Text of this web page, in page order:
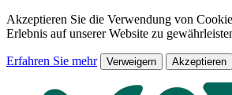
Akzeptieren Sie die Verwendung von
Erlebnis auf unserer Website zu
Erfahren Sie mehr Verweigern Akzeptieren